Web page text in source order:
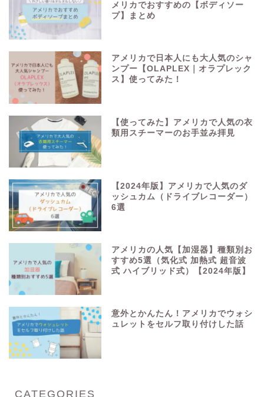
メリカでおすすめの【ボディソー
プ】まとめ
アメリカで日本人にも大人気のシャ
ンプー【OLAPLEX｜オラプレック
ス】使ってみた！
【使ってみた】アメリカで人気の衣
類用スチーマーのお手並み拝見
【2024年版】アメリカで人気のダ
ッシュカム（ドライブレコーダー）
6選
アメリカの人気【加湿器】種類別お
すすめ5選（気化式 加熱式 超音波
式 ハイブリッド式）【2024年版】
意外とかんたん！アメリカでウォシ
ュレットをセルフ取り付けした話
CATEGORIES